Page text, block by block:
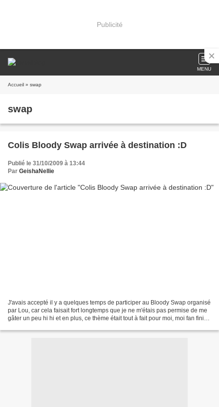
Publicité
MENU
Accueil » swap
swap
Colis Bloody Swap arrivée à destination :D
Publié le 31/10/2009 à 13:44
Par GeishaNellie
J'avais accepté il y a quelques temps de participer au Bloody Swap organisé
par Lou, car cela faisait fort longtemps que je ne m'étais pas permise de me
gâter un peu hi hi et en plus, ce thème était tout à fait pour moi, moi fan finie